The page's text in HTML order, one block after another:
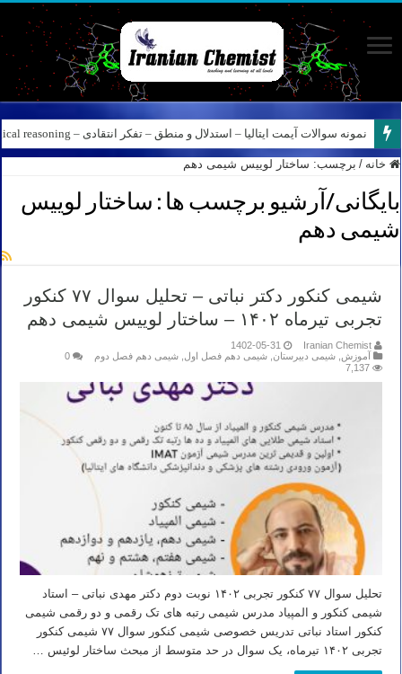
نمونه سوالات آیمت ایتالیا – استدلال و منطق – تفکر انتقادی – Logical reasoning – پارت ۸
خانه / برچسب: ساختار لوییس شیمی دهم
بایگانی/آرشیو برچسب ها : ساختار لوییس
شیمی دهم
شیمی کنکور دکتر نباتی – تحلیل سوال ۷۷ کنکور
تجربی تیرماه ۱۴۰۲ – ساختار لوییس شیمی دهم
Iranian Chemist
1402-05-31
آموزش شیمی دبیرستان شیمی دهم فصل اول شیمی دهم فصل دوم
0
7,137
تحلیل سوال ۷۷ کنکور تجربی ۱۴۰۲ نوبت دوم دکتر مهدی نباتی – استاد
شیمی کنکور و المپیاد مدرس شیمی رتبه های تک رقمی و دو رقمی شیمی
کنکور استاد نباتی تدریس خصوصی شیمی کنکور سوال ۷۷ شیمی کنکور
تجربی ۱۴۰۲ تیرماه، یک سوال در حد متوسط از مبحث ساختار لوئیس …